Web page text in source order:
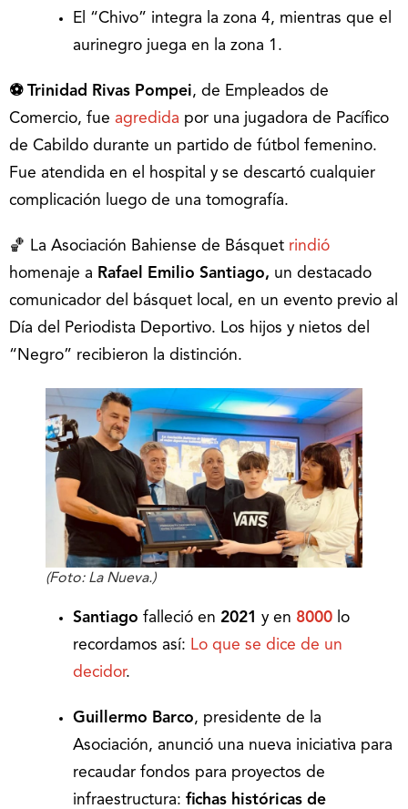
El “Chivo” integra la zona 4, mientras que el
aurinegro juega en la zona 1.
⚽ Trinidad Rivas Pompei, de Empleados de
Comercio, fue agredida por una jugadora de Pacífico
de Cabildo durante un partido de fútbol femenino.
Fue atendida en el hospital y se descartó cualquier
complicación luego de una tomografía.
🏀 La Asociación Bahiense de Básquet rindió
homenaje a Rafael Emilio Santiago, un destacado
comunicador del básquet local, en un evento previo al
Día del Periodista Deportivo. Los hijos y nietos del
“Negro” recibieron la distinción.
(Foto: La Nueva.)
Santiago falleció en 2021 y en 8000 lo
recordamos así: Lo que se dice de un
decidor.
Guillermo Barco, presidente de la
Asociación, anunció una nueva iniciativa para
recaudar fondos para proyectos de
infraestructura: fichas históricas de